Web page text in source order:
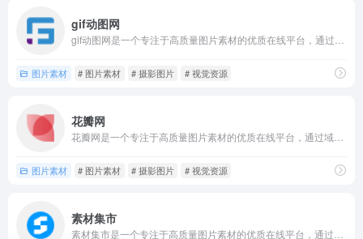
gif动图网
图片素材 # 图片素材 # 摄影图片 # 视觉资源
花瓣网
图片素材 # 图片素材 # 摄影图片 # 视觉资源
素材集市